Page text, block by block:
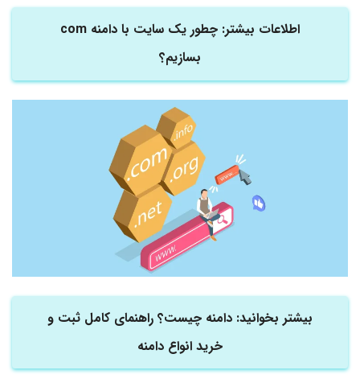
اطلاعات بیشتر: چطور یک سایت با دامنه com
بسازیم؟
بیشتر بخوانید: دامنه چیست؟ راهنمای کامل ثبت و
خرید انواع دامنه